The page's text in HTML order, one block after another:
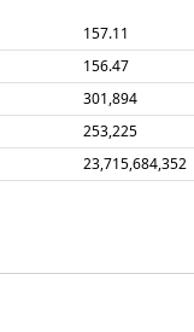
157.11
156.47
301,894
253,225
23,715,684,352